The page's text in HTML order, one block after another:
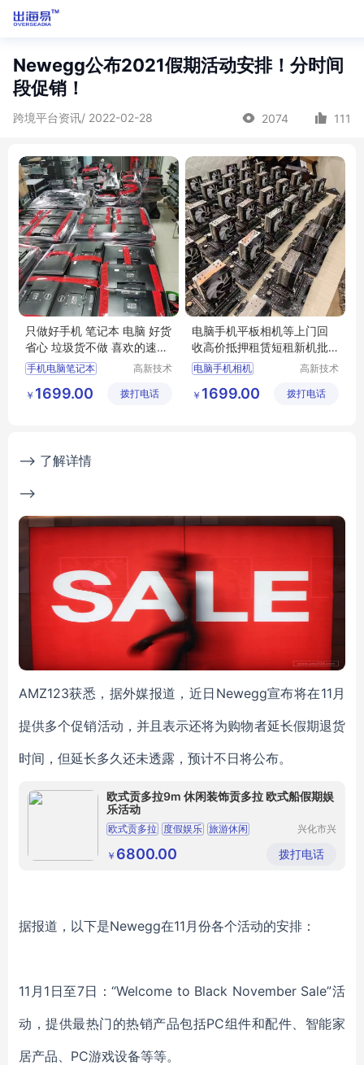
Newegg公布2021假期活动安排！分时间
段促销！
跨境平台资讯/ 2022-02-28 2074 111
只做好手机 笔记本 电脑 好货
省心 垃圾货不做 喜欢的速度
速度 品牌不限
手机电脑笔记本
高新技术
区良驹电
￥ 1699.00 拨打电话
电脑手机平板相机等上门回
收高价抵押租赁短租新机批
发
电脑手机相机
高新技术
区良驹电
￥ 1699.00 拨打电话
--> 了解详情
-->
AMZ123获悉，据外媒报道，近日Newegg宣布将在11月
提供多个促销活动，并且表示还将为购物者延长假期退货
时间，但延长多久还未透露，预计不日将公布。
欧式贡多拉9m 休闲装饰贡多拉 欧式船假期娱
乐活动
欧式贡多拉 度假娱乐 旅游休闲
兴化市兴
(个体工
商户)
￥ 6800.00 拨打电话
据报道，以下是Newegg在11月份各个活动的安排：
11月1日至7日：“Welcome to Black November Sale”活
动，提供最热门的热销产品包括PC组件和配件、智能家
居产品、PC游戏设备等等。